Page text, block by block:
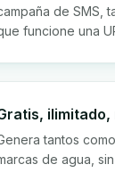
de SMS,
funcione una
tantos
de agua,